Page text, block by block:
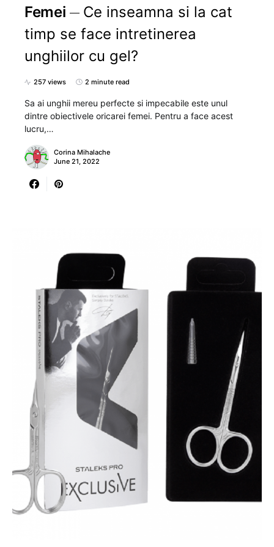
Femei
Ce inseamna si la cat
timp se face intretinerea
unghiilor cu gel?
257 views 2 minute read
Sa ai unghii mereu perfecte si impecabile este unul
dintre obiectivele oricarei femei. Pentru a face acest
lucru,…
Corina Mihalache
June 21, 2022